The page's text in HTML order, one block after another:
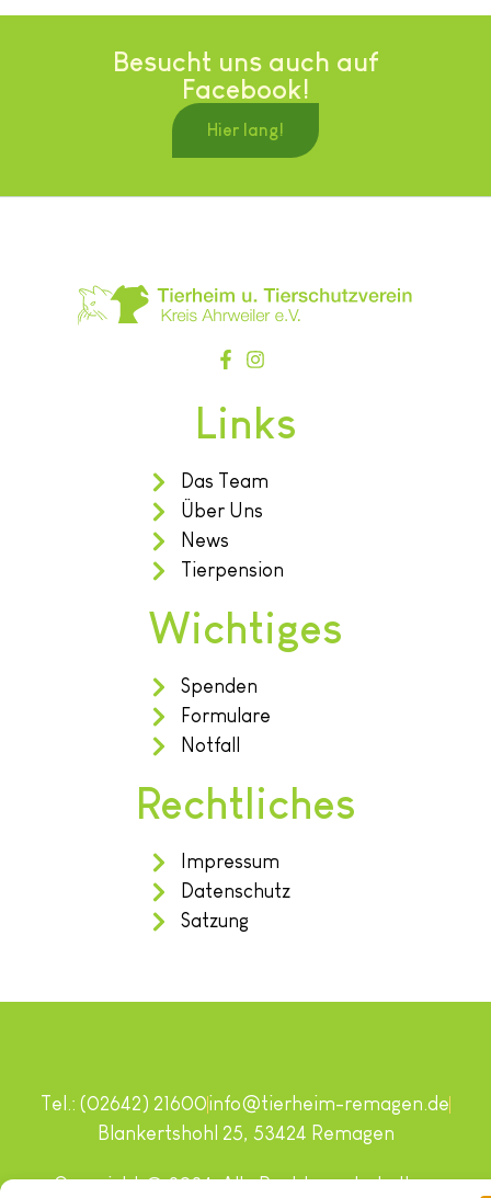
Besucht uns auch auf
Facebook!
Hier lang!
Links
Das Team
Über Uns
News
Tierpension
Wichtiges
Spenden
Formulare
Notfall
Rechtliches
Impressum
Datenschutz
Satzung
Copyright © 2024. Alle Rechte vorbehalten.
Tel.: (02642) 21600info@tierheim-remagen.de
Blankertshohl 25, 53424 Remagen